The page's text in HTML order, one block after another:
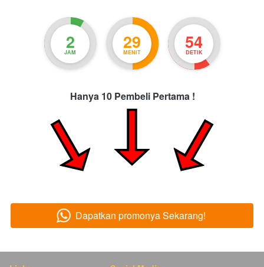
2
JAM 29
MENIT 52
DETIK
Hanya 10 Pembeli Pertama !
` Dapatkan promonya Sekarang!